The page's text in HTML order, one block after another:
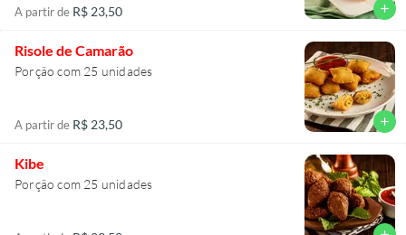
A partir de R$ 23,50 add
Risole de Camarão
Porção com 25 unidades
A partir de R$ 23,50 add
Kibe
Porção com 25 unidades